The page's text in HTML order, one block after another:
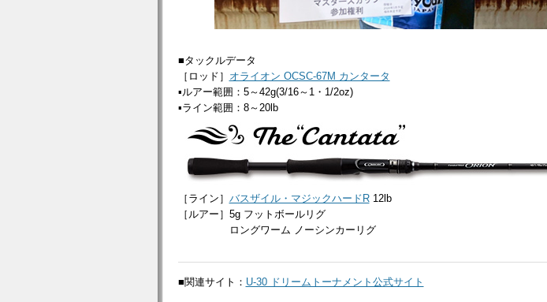
■タックルデータ
［ロッド］ オライオン OCSC-67M カンタータ
▪ルアー範囲：5～42g(3/16～1・1/2oz)
▪ライン範囲：8～20lb
［ライン］ バスザイル・マジックハードR12lb
［ルアー］5g フットボールリグ
ロングワーム ノーシンカーリグ
■関連サイト： U-30 ドリームトーナメント公式サイト